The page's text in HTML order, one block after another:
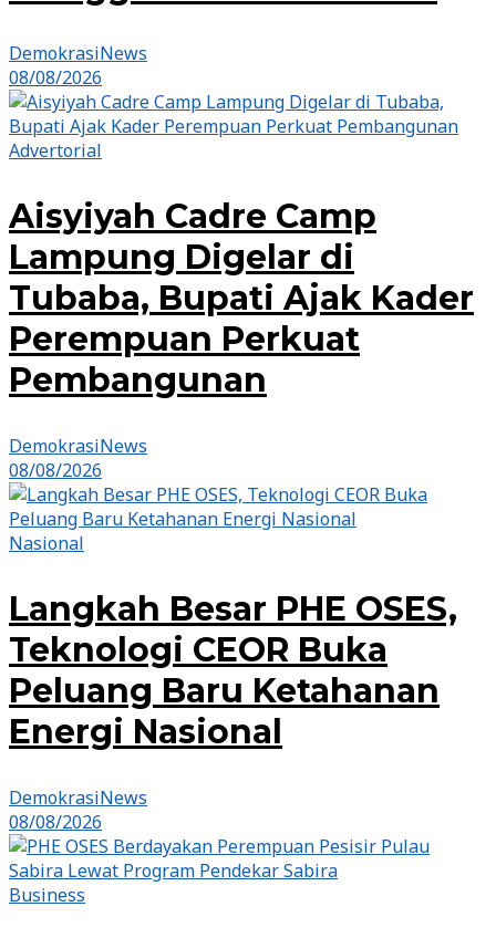
DemokrasiNews
08/08/2026
Advertorial
Aisyiyah Cadre Camp
Lampung Digelar di
Tubaba, Bupati Ajak Kader
Perempuan Perkuat
Pembangunan
DemokrasiNews
08/08/2026
Nasional
Langkah Besar PHE OSES,
Teknologi CEOR Buka
Peluang Baru Ketahanan
Energi Nasional
DemokrasiNews
08/08/2026
Business